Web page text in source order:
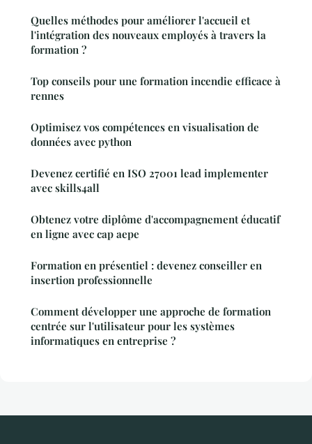
Quelles méthodes pour améliorer l'accueil et
l'intégration des nouveaux employés à travers la
formation ?
Top conseils pour une formation incendie efficace à
rennes
Optimisez vos compétences en visualisation de
données avec python
Devenez certifié en ISO 27001 lead implementer
avec skills4all
Obtenez votre diplôme d'accompagnement éducatif
en ligne avec cap aepe
Formation en présentiel : devenez conseiller en
insertion professionnelle
Comment développer une approche de formation
centrée sur l'utilisateur pour les systèmes
informatiques en entreprise ?